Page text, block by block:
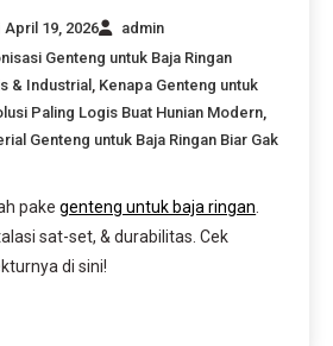
April 19, 2026
admin
Genteng untuk Baja Ringan
& Industrial
Kenapa Genteng untuk
Paling Logis Buat Hunian Modern
Genteng untuk Baja Ringan Biar Gak
pakegenteng untuk baja ringan
sat-set, & durabilitas. Cek
di sini!